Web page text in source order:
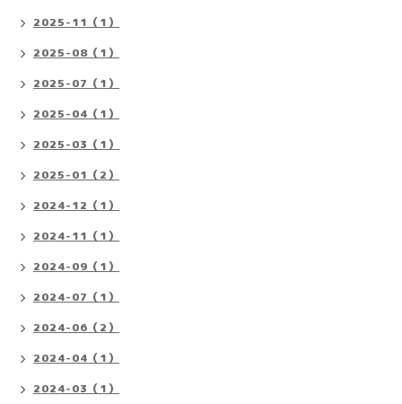
2025-11（1）
2025-08（1）
2025-07（1）
2025-04（1）
2025-03（1）
2025-01（2）
2024-12（1）
2024-11（1）
2024-09（1）
2024-07（1）
2024-06（2）
2024-04（1）
2024-03（1）